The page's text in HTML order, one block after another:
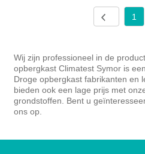
1
Wij zijn professioneel in de
opbergkast Climatest Symor is
Droge opbergkast fabrikanten en
bieden ook een lage prijs met
grondstoffen. Bent u
ons op.